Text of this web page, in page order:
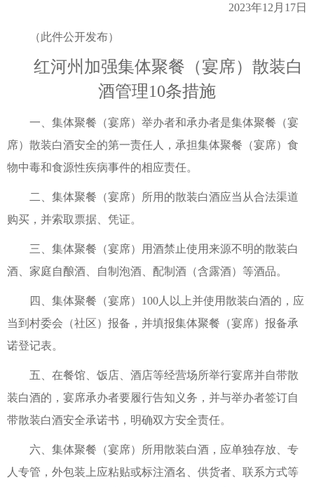
2023年12月17日
（此件公开发布）
红河州加强集体聚餐（宴席）散装白
酒管理10条措施
一、集体聚餐（宴席）举办者和承办者是集体聚餐（宴
席）散装白酒安全的第一责任人，承担集体聚餐（宴席）食
物中毒和食源性疾病事件的相应责任。
二、集体聚餐（宴席）所用的散装白酒应当从合法渠道
购买，并索取票据、凭证。
三、集体聚餐（宴席）用酒禁止使用来源不明的散装白
酒、家庭自酿酒、自制泡酒、配制酒（含露酒）等酒品。
四、集体聚餐（宴席）100人以上并使用散装白酒的，应
当到村委会（社区）报备，并填报集体聚餐（宴席）报备承
诺登记表。
五、在餐馆、饭店、酒店等经营场所举行宴席并自带散
装白酒的，宴席承办者要履行告知义务，并与举办者签订自
带散装白酒安全承诺书，明确双方安全责任。
六、集体聚餐（宴席）所用散装白酒，应单独存放、专
人专管，外包装上应粘贴或标注酒名、供货者、联系方式等